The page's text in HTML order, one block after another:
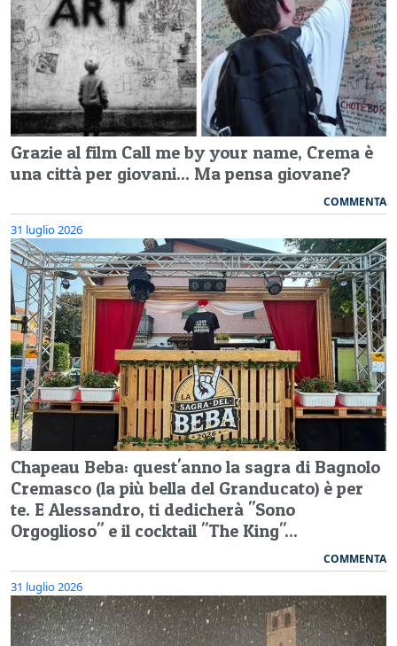
Grazie al film Call me by your name, Crema è
una città per giovani... Ma pensa giovane?
COMMENTA
31 luglio 2026
Chapeau Beba: quest'anno la sagra di Bagnolo
Cremasco (la più bella del Granducato) è per
te. E Alessandro, ti dedicherà "Sono
Orgoglioso" e il cocktail "The King"...
COMMENTA
31 luglio 2026